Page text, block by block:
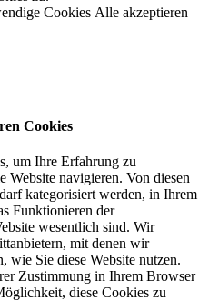
Cookies Alle akzeptieren
Cookies
um Ihre Erfahrung zu
Website navigieren. Von diesen
kategorisiert werden, in Ihrem
Funktionieren der
wesentlich sind. Wir
mit denen wir
wie Sie diese Website nutzen.
Zustimmung in Ihrem Browser
diese Cookies zu